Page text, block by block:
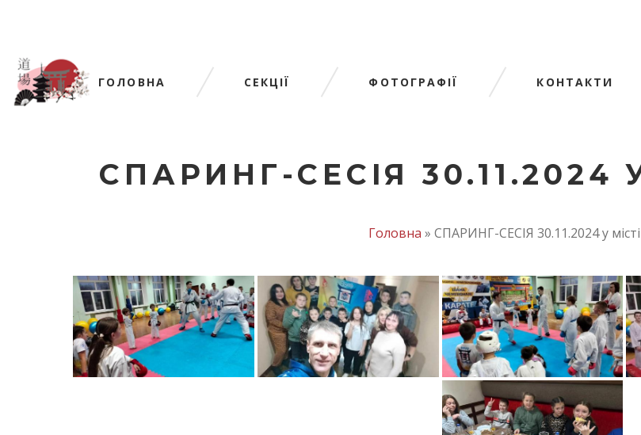
ГОЛОВНА СЕКЦІЇ ФОТОГРАФІЇ КОНТАКТИ
СПАРИНГ-СЕСІЯ 30.11.2024
Головна » СПАРИНГ-СЕСІЯ 30.11.2024 у